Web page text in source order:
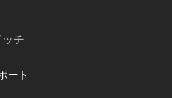
チ
ート